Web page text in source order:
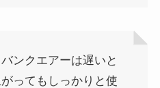
ンクエアーは遅いと
ってもしっかりと使